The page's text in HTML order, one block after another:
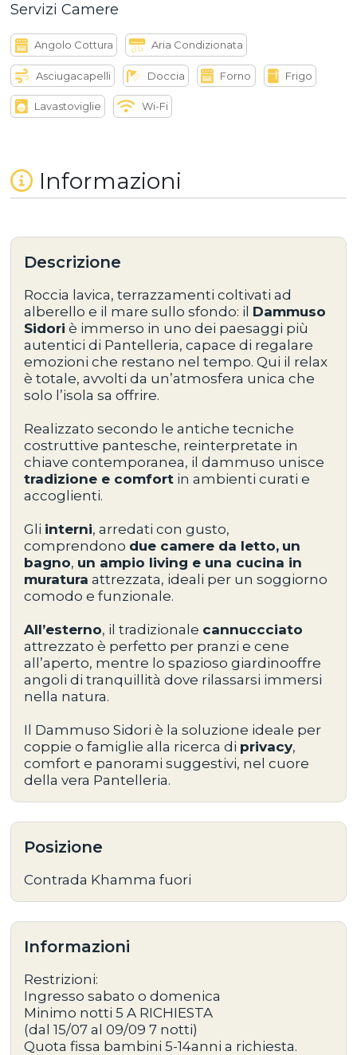
Servizi Camere
Angolo Cottura Aria Condizionata
Asciugacapelli Doccia Forno Frigo
Lavastoviglie Wi-Fi
Informazioni
Descrizione
Roccia lavica, terrazzamenti coltivati ad
alberello e il mare sullo sfondo: il Dammuso
Sidori è immerso in uno dei paesaggi più
autentici di Pantelleria, capace di regalare
emozioni che restano nel tempo. Qui il relax
è totale, avvolti da un’atmosfera unica che
solo l’isola sa offrire.
Realizzato secondo leantiche tecniche
costruttive pantesche, reinterpretate in
chiave contemporanea, il dammuso unisce
tradizione e comfort in ambienti curati e
accoglienti.
Gli interni, arredati con gusto,
comprendono due camere da letto, un
bagno, un ampio living e una cucina in
muratura attrezzata, ideali per un soggiorno
comodo e funzionale.
All’esterno, il tradizionale cannuccciato
attrezzato è perfetto per pranzi e cene
all’aperto, mentre lospazioso giardinooffre
angoli di tranquillità dove rilassarsi immersi
nella natura.
Il Dammuso Sidori è la soluzione ideale per
coppie o famiglie alla ricerca di privacy,
comfort e panorami suggestivi, nel cuore
della vera Pantelleria.
Posizione
Contrada Khamma fuori
Informazioni
Restrizioni:
Ingresso sabato o domenica
Minimo notti 5 A RICHIESTA
(dal 15/07 al 09/09 7 notti)
Quota fissa bambini 5-14anni a richiesta.